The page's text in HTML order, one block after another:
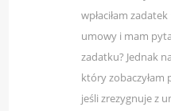
wpłaciłam
umowy i mam
zadatku? Jednak
który zobaczyłam
jeśli zrezygnuje z